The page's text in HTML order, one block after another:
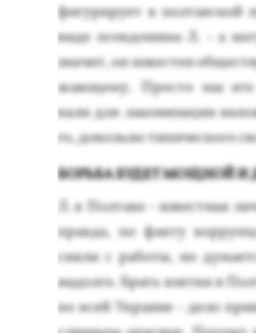
фи­гури­ру­ет в пол­тав­ской
ви­де псев­до­нима Л. - а
зна­чит, он из­вестен
жа­юще­му. Прос­то мы
вали для ла­кони­зации
го, до­воль­но ти­пичес­ко­го
БОРЬБА БУДЕТ МОЩНОЙ И
Л. в Пол­та­ве - из­вес­тная
прав­да, по фак­ту
сня­ли с ра­боты, но
надол­го. Брать взят­ки в
по всей Ук­ра­ине - де­ло